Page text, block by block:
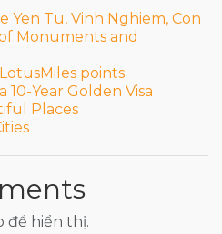
Yen Tu, Vinh Nghiem, Con
Monuments and
points
Year Golden Visa
Places
để hiển thị.